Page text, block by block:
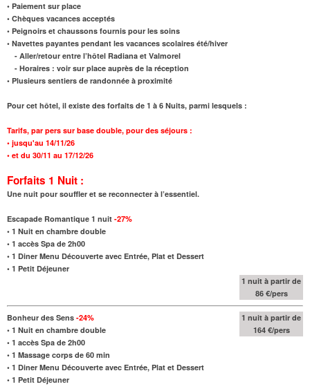
• Paiement sur place
• Chèques vacances acceptés
• Peignoirs et chaussons fournis pour les soins
• Navettes payantes pendant les vacances scolaires été/hiver
- Aller/retour entre l’hôtel Radiana et Valmorel
- Horaires : voir sur place auprès de la réception
• Plusieurs sentiers de randonnée à proximité
Pour cet hôtel, il existe des forfaits de 1 à 6 Nuits, parmi lesquels :
Tarifs, par pers sur base double, pour des séjours :
• jusqu'au 14/11/26
• et du 30/11 au 17/12/26
Forfaits 1 Nuit :
Une nuit pour souffler et se reconnecter à l’essentiel.
Escapade Romantique 1 nuit -27%
• 1 Nuit en chambre double
• 1 accès Spa de 2h00
• 1 Diner Menu Découverte avec Entrée, Plat et Dessert
• 1 Petit Déjeuner
1 nuit à partir de
86 €/pers
Bonheur des Sens -24%
• 1 Nuit en chambre double
• 1 accès Spa de 2h00
• 1 Massage corps de 60 min
• 1 Diner Menu Découverte avec Entrée, Plat et Dessert
• 1 Petit Déjeuner
1 nuit à partir de
164 €/pers